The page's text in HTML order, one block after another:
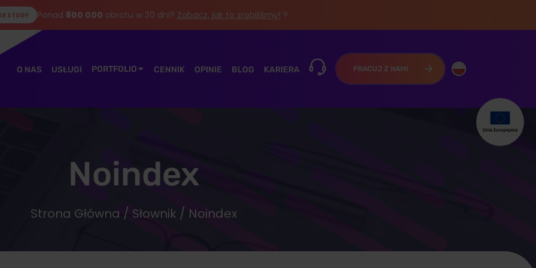
STUDY Ponad 800 000 obrotu w 30 dni? Zobacz, jak to zrobiliśmy! ?
O NAS USŁUGI PORTFOLIO CENNIK OPINIE BLOG KARIERA PRACUJ Z NAMI
Noindex
Strona Główna / Słownik / Noindex